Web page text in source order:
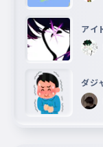
アイ
ダジ